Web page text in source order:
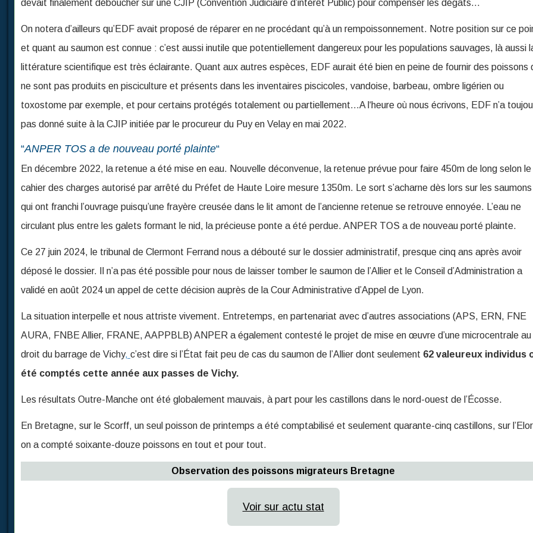
devait finalement déboucher sur une CJIP (Convention Judiciaire d’intérêt Public) pour compenser les dégâts…
On notera d’ailleurs qu’EDF avait proposé de réparer en ne procédant qu’à un rempoissonnement. Notre position sur ce
et quant au saumon est connue : c’est aussi inutile que potentiellement dangereux pour les populations sauvages, là aussi
littérature scientifique est très éclairante. Quant aux autres espèces, EDF aurait été bien en peine de fournir des poissons
ne sont pas produits en pisciculture et présents dans les inventaires piscicoles, vandoise, barbeau, ombre ligérien ou
toxostome par exemple, et pour certains protégés totalement ou partiellement…A l‘heure où nous écrivons, EDF n’a
pas donné suite à la CJIP initiée par le procureur du Puy en Velay en mai 2022.
“ANPER TOS a de nouveau porté plainte“
En décembre 2022, la retenue a été mise en eau. Nouvelle déconvenue, la retenue prévue pour faire 450m de long selon le
cahier des charges autorisé par arrêté du Préfet de Haute Loire mesure 1350m. Le sort s’acharne dès lors sur les saumons
qui ont franchi l’ouvrage puisqu’une frayère creusée dans le lit amont de l’ancienne retenue se retrouve ennoyée. L’eau ne
circulant plus entre les galets formant le nid, la précieuse ponte a été perdue. ANPER TOS a de nouveau porté plainte.
Ce 27 juin 2024, le tribunal de Clermont Ferrand nous a débouté sur le dossier administratif, presque cinq ans après avoir
déposé le dossier. Il n’a pas été possible pour nous de laisser tomber le saumon de l’Allier et le Conseil d’Administration a
validé en août 2024 un appel de cette décision auprès de la Cour Administrative d’Appel de Lyon.
La situation interpelle et nous attriste vivement. Entretemps, en partenariat avec d’autres associations (APS, ERN, FNE
AURA, FNBE Allier, FRANE, AAPPBLB) ANPER a également contesté le projet de mise en œuvre d’une microcentrale au
droit du barrage de Vichy, c’est dire si l’État fait peu de cas du saumon de l’Allier dont seulement 62 valeureux individus
été comptés cette année aux passes de Vichy.
Les résultats Outre-Manche ont été globalement mauvais, à part pour les castillons dans le nord-ouest de l’Écosse.
En Bretagne, sur le Scorff, un seul poisson de printemps a été comptabilisé et seulement quarante-cinq castillons, sur
on a compté soixante-douze poissons en tout et pour tout.
Observation des poissons migrateurs Bretagne
Voir sur actu stat